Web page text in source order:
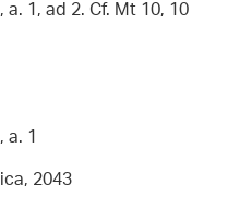
a. 1, ad 2. Cf. Mt 10, 10
a. 1
2043